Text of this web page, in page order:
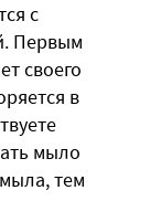
с
Первым
своего
в
мыло
тем